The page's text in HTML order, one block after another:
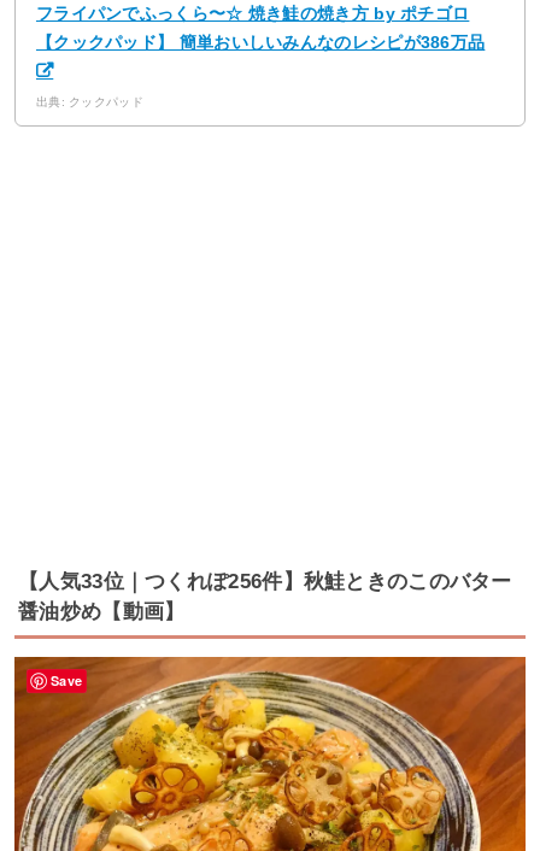
フライパンでふっくら〜☆ 焼き鮭の焼き方 by ポチゴロ
【クックパッド】 簡単おいしいみんなのレシピが386万品
出典: クックパッド
【人気33位｜つくれぽ256件】秋鮭ときのこのバター
醤油炒め【動画】
Save